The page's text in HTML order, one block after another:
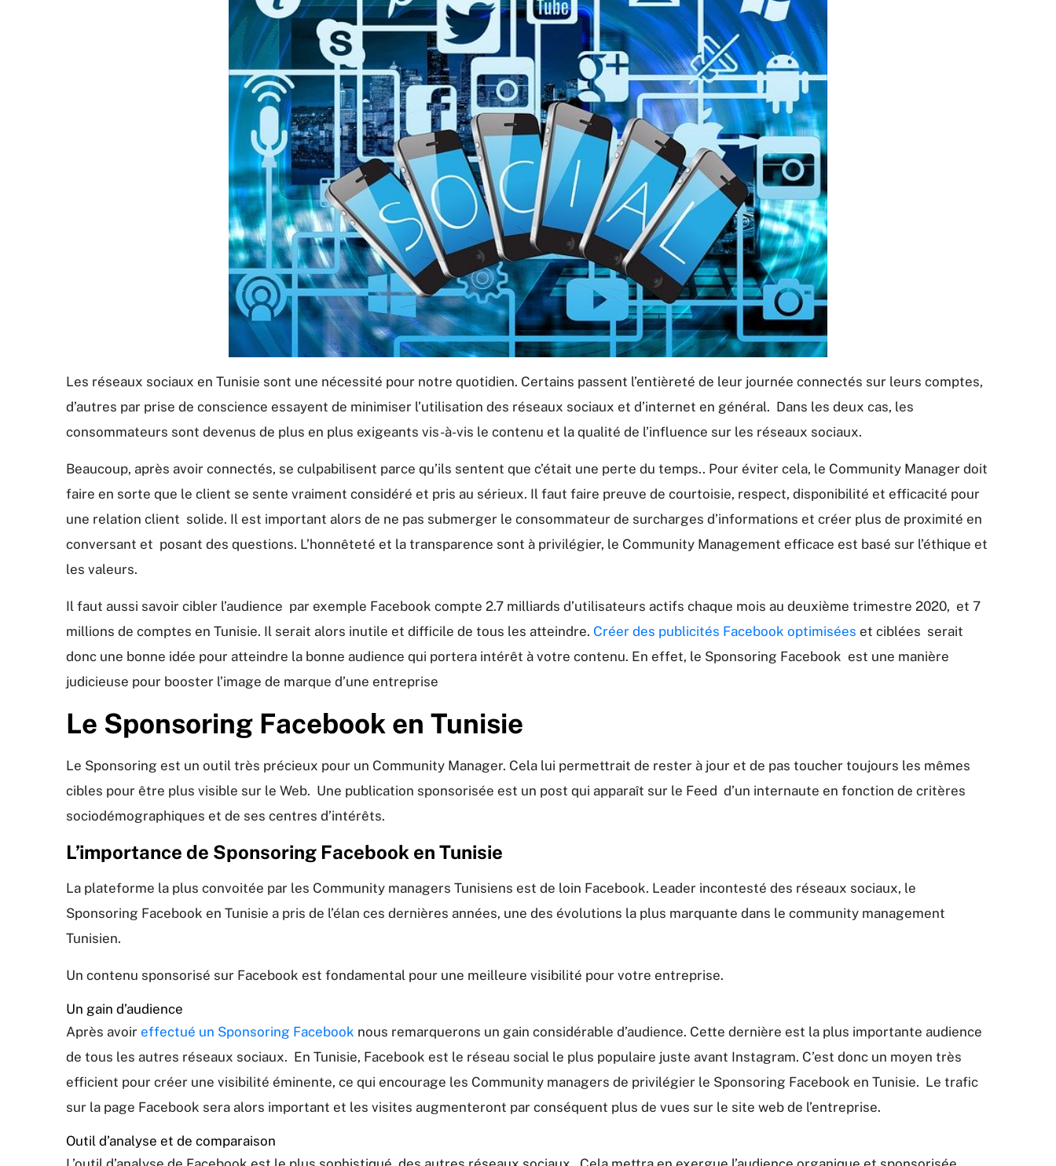
Les réseaux sociaux en Tunisie sont une nécessité pour notre quotidien. Certains passent l’entièreté de leur journée connectés sur leurs comptes,
d’autres par prise de conscience essayent de minimiser l’utilisation des réseaux sociaux et d’internet en général. Dans les deux cas, les
consommateurs sont devenus de plus en plus exigeants vis-à-vis le contenu et la qualité de l’influence sur les réseaux sociaux.
Beaucoup, après avoir connectés, se culpabilisent parce qu’ils sentent que c’était une perte du temps.. Pour éviter cela, le Community Manager doit
faire en sorte que le client se sente vraiment considéré et pris au sérieux. Il faut faire preuve de courtoisie, respect, disponibilité et efficacité pour
une relation client solide. Il est important alors de ne pas submerger le consommateur de surcharges d’informations et créer plus de proximité en
conversant et posant des questions. L’honnêteté et la transparence sont à privilégier, le Community Management efficace est basé sur l’éthique et
les valeurs.
Il faut aussi savoir cibler l’audience par exemple Facebook compte 2.7 milliards d’utilisateurs actifs chaque mois au deuxième trimestre 2020, et 7
millions de comptes en Tunisie. Il serait alors inutile et difficile de tous les atteindre. Créer des publicités Facebook optimisées et ciblées serait
donc une bonne idée pour atteindre la bonne audience qui portera intérêt à votre contenu. En effet, le Sponsoring Facebook est une manière
judicieuse pour booster l’image de marque d’une entreprise
Le Sponsoring Facebook en Tunisie
Le Sponsoring est un outil très précieux pour un Community Manager. Cela lui permettrait de rester à jour et de pas toucher toujours les mêmes
cibles pour être plus visible sur le Web. Une publication sponsorisée est un post qui apparaît sur le Feed d’un internaute en fonction de critères
sociodémographiques et de ses centres d’intérêts.
L’importance de Sponsoring Facebook en Tunisie
La plateforme la plus convoitée par les Community managers Tunisiens est de loin Facebook. Leader incontesté des réseaux sociaux, le
Sponsoring Facebook en Tunisie a pris de l’élan ces dernières années, une des évolutions la plus marquante dans le community management
Tunisien.
Un contenu sponsorisé sur Facebook est fondamental pour une meilleure visibilité pour votre entreprise.
Un gain d’audience
Après avoir effectué un Sponsoring Facebook nous remarquerons un gain considérable d’audience. Cette dernière est la plus importante audience
de tous les autres réseaux sociaux. En Tunisie, Facebook est le réseau social le plus populaire juste avant Instagram. C’est donc un moyen très
efficient pour créer une visibilité éminente, ce qui encourage les Community managers de privilégier le Sponsoring Facebook en Tunisie. Le trafic
sur la page Facebook sera alors important et les visites augmenteront par conséquent plus de vues sur le site web de l’entreprise.
Outil d’analyse et de comparaison